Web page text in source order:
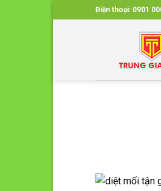
to
Điện thoại: 0901